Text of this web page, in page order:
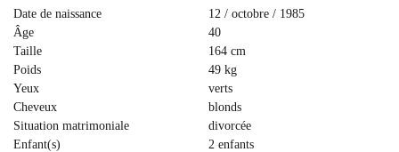
Date de naissance
12 / octobre / 1985
Âge
40
Taille
164 cm
Poids
49 kg
Yeux
verts
Cheveux
blonds
Situation matrimoniale
divorcée
Enfant(s)
2 enfants